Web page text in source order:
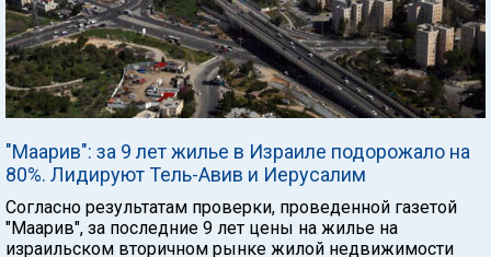
"Маарив": за 9 лет жилье в Израиле подорожало на
80%. Лидируют Тель-Авив и Иерусалим
Согласно результатам проверки, проведенной газетой
"Маарив", за последние 9 лет цены на жилье на
израильском вторичном рынке жилой недвижимости